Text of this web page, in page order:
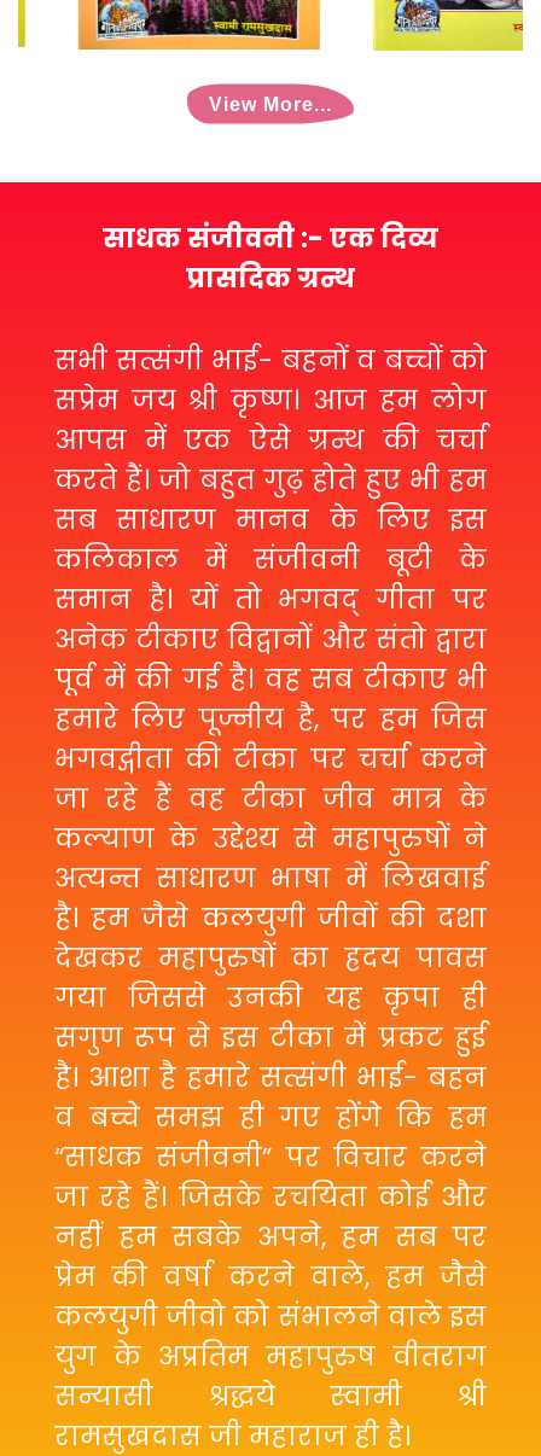
View More...
साधक संजीवनी :- एक दिव्य
प्रासदिक ग्रन्थ
सभी सत्संगी भाई- बहनों व बच्चों को
सप्रेम जय श्री कृष्ण। आज हम लोग
आपस में एक ऐसे ग्रन्थ की चर्चा
करते हैं। जो बहुत गुढ़ होते हुए भी हम
सब साधारण मानव के लिए इस
कलिकाल में संजीवनी बूटी के
समान है। यों तो भगवद् गीता पर
अनेक टीकाए विद्वानों और संतो द्वारा
पूर्व में की गई है। वह सब टीकाए भी
हमारे लिए पूज्नीय है, पर हम जिस
भगवद्गीता की टीका पर चर्चा करने
जा रहे हैं वह टीका जीव मात्र के
कल्याण के उद्देश्य से महापुरुषों ने
अत्यन्त साधारण भाषा में लिखवाई
है। हम जैसे कलयुगी जीवों की दशा
देखकर महापुरुषों का ह्रदय पावस
गया जिससे उनकी यह कृपा ही
सगुण रूप से इस टीका में प्रकट हुई
है। आशा है हमारे सत्संगी भाई- बहन
व बच्चे समझ ही गए होंगे कि हम
“साधक संजीवनी” पर विचार करने
जा रहे हैं। जिसके रचयिता कोई और
नहीं हम सबके अपने, हम सब पर
प्रेम की वर्षा करने वाले, हम जैसे
कलयुगी जीवो को संभालने वाले इस
युग के अप्रतिम महापुरुष वीतराग
सन्यासी श्रद्धये स्वामी श्री
रामसुखदास जी महाराज ही है।